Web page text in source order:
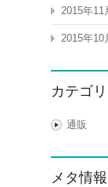
2015年11
2015年10
カテゴ
通販
メタ情報